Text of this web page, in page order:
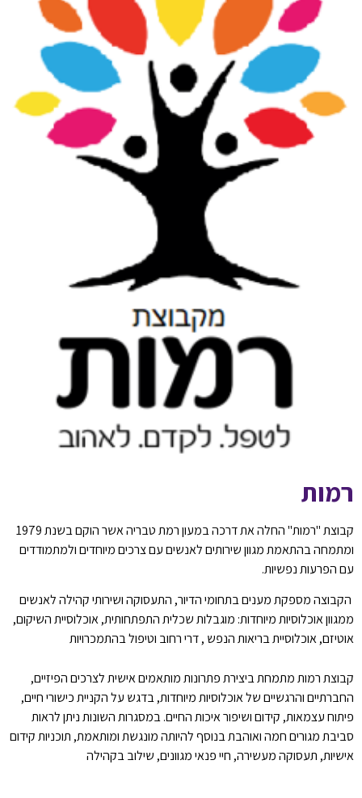
רמות
קבוצת "רמות" החלה את דרכה במעון רמת טבריה אשר הוקם בשנת 1979
ומתמחה בהתאמת מגוון שירותים לאנשים עם צרכים מיוחדים ולמתמודדים
עם הפרעות נפשיות.
הקבוצה מספקת מענים בתחומי הדיור, התעסוקה ושירותי קהילה לאנשים
ממגוון אוכלוסיות מיוחדות: מוגבלות שכלית התפתחותית, אוכלוסיית השיקום,
אוטיזם, אוכלוסיית בריאות הנפש , דרי רחוב וטיפול בהתמכרויות
קבוצת רמות מתמחת ביצירת פתרונות מותאמים אישית לצרכים הפיזיים,
החברתיים והרגשיים של אוכלוסיות מיוחדות, בדגש על הקניית כישורי חיים,
פיתוח עצמאות, קידום ושיפור איכות החיים. במסגרות השונות ניתן לראות
סביבת מגורים חמה ואוהבת בנוסף להיותה מונגשת ומותאמת, תוכניות קידום
אישיות, תעסוקה מעשירה, חיי פנאי מגוונים, שילוב בקהילה